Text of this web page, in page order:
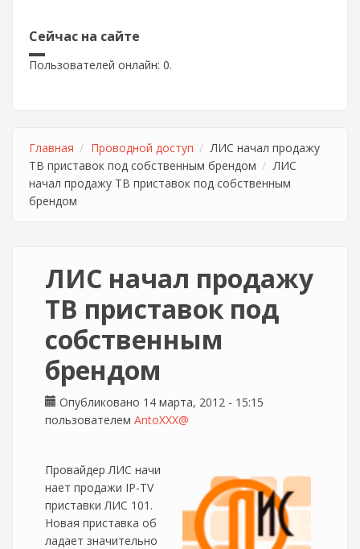
Сейчас на сайте
Пользователей онлайн: 0.
Главная Проводной доступ
ЛИС начал продажу
ТВ приставок под собственным брендом
ЛИС
начал продажу ТВ приставок под собственным
брендом
ЛИС начал продажу
ТВ приставок под
собственным
брендом
Опубликовано 14 марта, 2012 - 15:15
пользователем AntoXXX@
Провайдер ЛИС начи
нает продажи IP-TV
приставки ЛИС 101.
Новая приставка об
ладает значительно